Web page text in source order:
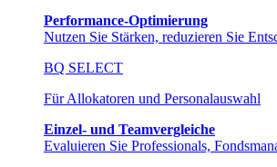
Performance-Optimierung
Nutzen Sie Stärken, reduzieren Sie
BQ SELECT
Für Allokatoren und Personalauswahl
Einzel- und Teamvergleiche
Evaluieren Sie Professionals,